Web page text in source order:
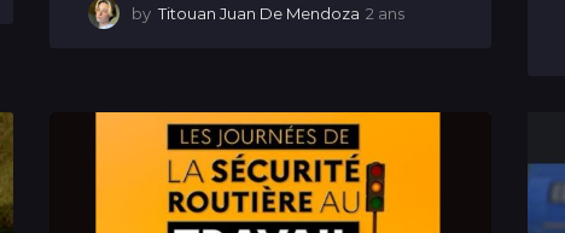
by Titouan Juan De Mendoza 2 ans2